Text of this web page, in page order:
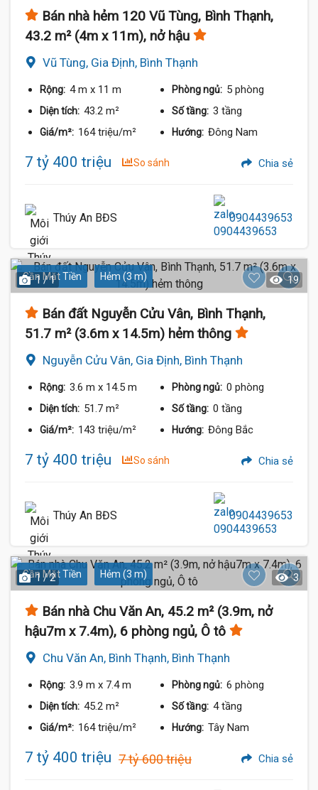
Bán nhà hẻm 120 Vũ Tùng, Bình Thạnh,
43.2 m² (4m x 11m), nở hậu
Vũ Tùng, Gia Định, Bình Thạnh
Rộng: 4 m x 11 m Phòng ngủ: 5 phòng
Diện tích: 43.2 m² Số tầng: 3 tầng
Giá/m²: 164 triệu/m² Hướng: Đông Nam
7 tỷ 400 triệu So sánh Chia sẻ
Thúy An BĐS 0904439653
Gần Mặt Tiền Hẻm (3 m)
1 / 1 19
Bán đất Nguyễn Cửu Vân, Bình Thạnh,
51.7 m² (3.6m x 14.5m) hẻm thông
Nguyễn Cửu Vân, Gia Định, Bình Thạnh
Rộng: 3.6 m x 14.5 m Phòng ngủ: 0 phòng
Diện tích: 51.7 m² Số tầng: 0 tầng
Giá/m²: 143 triệu/m² Hướng: Đông Bắc
7 tỷ 400 triệu So sánh Chia sẻ
Thúy An BĐS 0904439653
Gần Mặt Tiền Hẻm (3 m)
1 / 2 3
Bán nhà Chu Văn An, 45.2 m² (3.9m, nở
hậu7m x 7.4m), 6 phòng ngủ, Ô tô
Chu Văn An, Bình Thạnh, Bình Thạnh
Rộng: 3.9 m x 7.4 m Phòng ngủ: 6 phòng
Diện tích: 45.2 m² Số tầng: 4 tầng
Giá/m²: 164 triệu/m² Hướng: Tây Nam
7 tỷ 400 triệu 7 tỷ 600 triệu Chia sẻ